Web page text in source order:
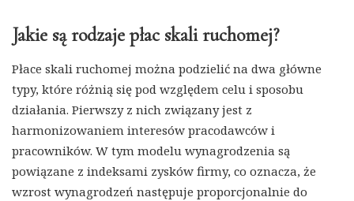
Jakie są rodzaje płac skali ruchomej?
Płace skali ruchomej można podzielić na dwa główne
typy, które różnią się pod względem celu i sposobu
działania. Pierwszy z nich związany jest z
harmonizowaniem interesów pracodawców i
pracowników. W tym modelu wynagrodzenia są
powiązane z indeksami zysków firmy, co oznacza, że
wzrost wynagrodzeń następuje proporcjonalnie do